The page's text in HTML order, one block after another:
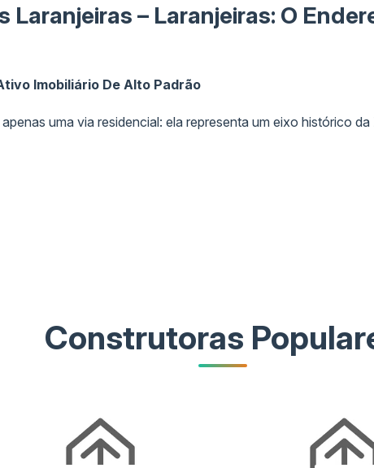
Laranjeiras – Laranjeiras: O
Imobiliário De Alto Padrão
uma via residencial: ela representa um eixo histórico
Construtoras